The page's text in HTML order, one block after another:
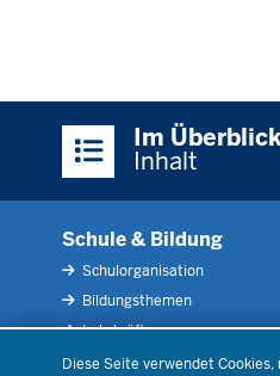
Diese Seite verwendet
Im
Inhalt
Schule & Bildung
Schulorganisation
Bildungsthemen
Lehrkräfte
Recht